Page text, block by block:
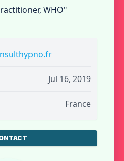
WHO"
Jul 16, 2019
France